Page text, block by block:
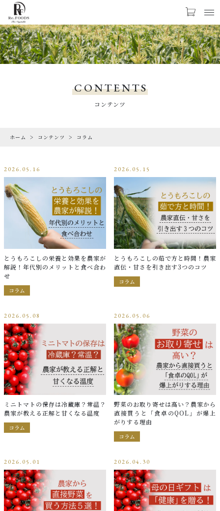
お気に入り LOGIN
CHECKED PRODUCTS
ORDER HISTORY
ABOUT US
Re.FOODSについて
SHOPPING GUIDE
ショッピングガイド
NEWS
お知らせ
コラム
PRIVACY
プライバシーポリシー
お問い合わせ
CONTENTS
コンテンツ
ホーム コンテンツ コラム
2026.05.16
とうもろこしの栄養と効果を農家が
解説！年代別のメリットと食べ合わ
せ
コラム
2026.05.15
とうもろこしの茹で方と時間！農家
直伝・甘さを引き出す3つのコツ
コラム
2026.05.08
ミニトマトの保存は冷蔵庫？常温？
農家が教える正解と甘くなる温度
コラム
2026.05.06
野菜のお取り寄せは高い？農家から
直接買うと「食卓のQOL」が爆上
がりする理由
コラム
2026.05.01 2026.04.30